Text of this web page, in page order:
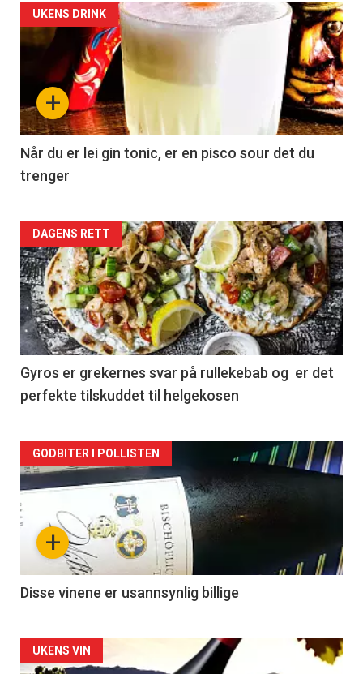
+
UKENS DRINK
Når du er lei gin tonic, er en pisco sour det du
trenger
Forsiden
akkurat
nå
-
2
DAGENS RETT
Gyros er grekernes svar på rullekebab og er det
perfekte tilskuddet til helgekosen
Forsiden
akkurat
nå
3
+
GODBITER I POLLISTEN
Disse vinene er usannsynlig billige
Forsiden
UKENS VIN